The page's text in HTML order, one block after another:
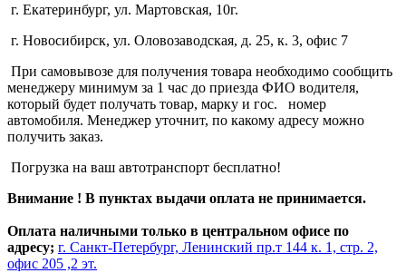
г. Екатеринбург, ул. Мартовская, 10г.
г. Новосибирск, ул. Оловозаводская, д. 25, к. 3, офис 7
При самовывозе для получения товара необходимо сообщить
менеджеру минимум за 1 час до приезда ФИО водителя,
который будет получать товар, марку и гос. номер
автомобиля. Менеджер уточнит, по какому адресу можно
получить заказ.
Погрузка на ваш автотранспорт бесплатно!
Внимание ! В пунктах выдачи оплата не принимается.
Оплата наличными только в центральном офисе по
адресу; г. Санкт-Петербург, Ленинский пр.т 144 к. 1, стр. 2,
офис 205 ,2 эт.